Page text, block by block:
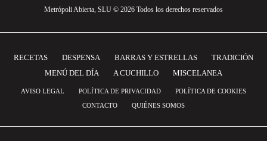
Metrópoli Abierta, SLU © 2026 Todos los derechos reservados
RECETAS DESPENSA BARRAS Y ESTRELLAS
TRADICIÓN
MENÚ DEL DÍA
A CUCHILLO MISCELANEA
AVISO LEGAL POLÍTICA DE PRIVACIDAD
POLÍTICA DE COOKIES
CONTACTO
QUIÉNES SOMOS